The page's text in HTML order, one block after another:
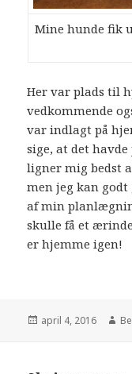
Mine hunde fik
Her var plads til
vedkommende
var indlagt på
sige, at det
ligner mig bedst
men jeg kan
af min
skulle få et
er hjemme igen!
april 4, 2016